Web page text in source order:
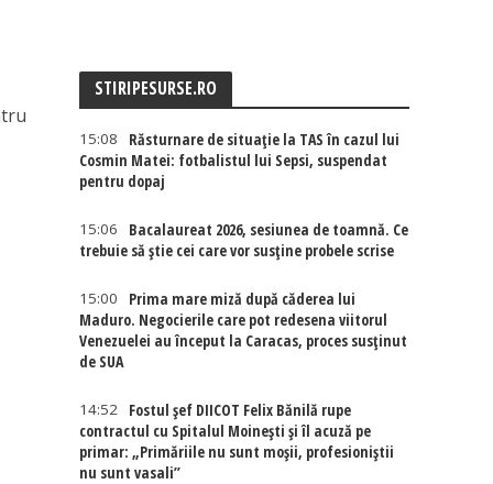
STIRIPESURSE.RO
15:08
Răsturnare de situație la TAS în cazul lui
Cosmin Matei: fotbalistul lui Sepsi, suspendat
pentru dopaj
15:06
Bacalaureat 2026, sesiunea de toamnă. Ce
trebuie să știe cei care vor susține probele scrise
15:00
Prima mare miză după căderea lui
Maduro. Negocierile care pot redesena viitorul
Venezuelei au început la Caracas, proces susținut
de SUA
14:52
Fostul șef DIICOT Felix Bănilă rupe
contractul cu Spitalul Moinești și îl acuză pe
primar: „Primăriile nu sunt moșii, profesioniștii
nu sunt vasali”